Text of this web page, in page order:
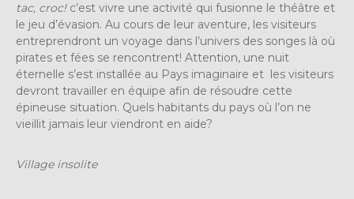
tac, croc!c’est vivre une activité qui fusionne le théâtre et
le jeu d’évasion. Au cours de leur aventure, les visiteurs
entreprendront un voyage dans l’univers des songes là où
pirates et fées se rencontrent! Attention, une nuit
éternelle s’est installée au Pays imaginaire et les visiteurs
devront travailler en équipe afin de résoudre cette
épineuse situation. Quels habitants du pays où l’on ne
vieillit jamais leur viendront en aide?
Village insolite